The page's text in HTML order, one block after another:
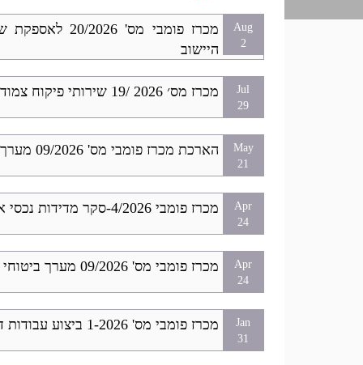
Aug
2
מכרז פומבי
היישוב
Jul
29
מכרז מס׳ 2026 /19 שירותי פיקוח צמוד לפרויקטי פיתוח ובניה ביישוב
May
21
הארכת מכרז פומבי מס' 09/2026 מערך ביטוחי המועצה מקומית עילוט לשנת 2026
Apr
24
מכרז פומבי 4/2026-סקר מדידות נכסי ארנונה
Apr
24
מכרז פומבי מס' 09/2026 מערך ביטוחי המועצה מקומית עילוט לשנת 2026
Jan
31
מכרז פומבי מס' 1-2026 ביצוע עבודות דרך חקלאית צפונית ביישוב